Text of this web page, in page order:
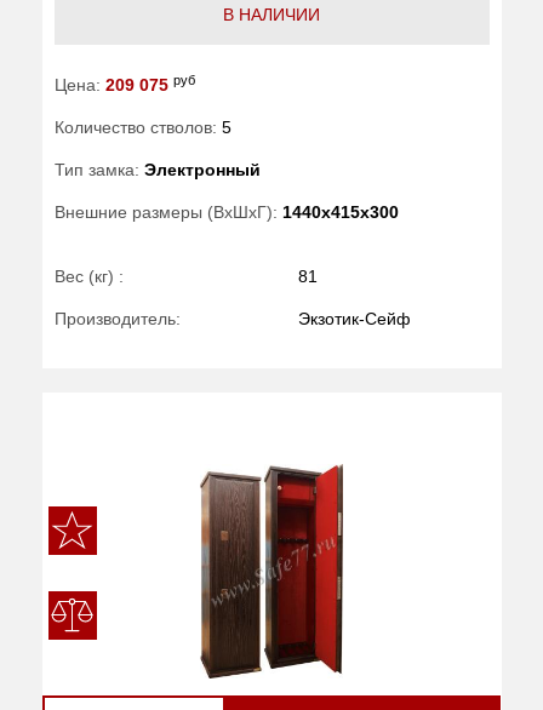
В НАЛИЧИИ
Цена: 209 075 руб
Количество стволов: 5
Тип замка: Электронный
Внешние размеры (ВхШхГ): 1440x415x300
Вес (кг) : 81
Производитель: Экзотик-Сейф